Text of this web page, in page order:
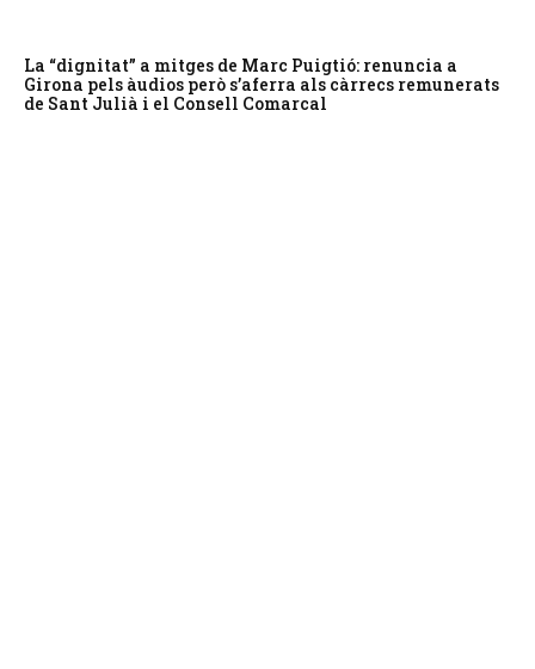
La “dignitat” a mitges de Marc Puigtió: renuncia a
Girona pels àudios però s’aferra als càrrecs remunerats
de Sant Julià i el Consell Comarcal